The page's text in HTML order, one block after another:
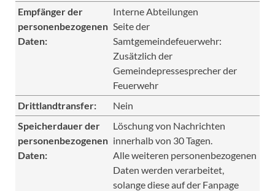
Empfänger der
personenbezogenen
Daten:
Interne Abteilungen
Seite der
Samtgemeindefeuerwehr:
Zusätzlich der
Gemeindepressesprecher der
Feuerwehr
Drittlandtransfer:
Nein
Speicherdauer der
personenbezogenen
Daten:
Löschung von Nachrichten
innerhalb von 30 Tagen.
Alle weiteren personenbezogenen
Daten werden verarbeitet,
solange diese auf der Fanpage